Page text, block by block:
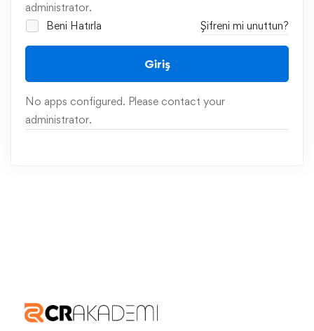
administrator.
Beni Hatırla
Şifreni mi unuttun?
Giriş
No apps configured. Please contact your
administrator.